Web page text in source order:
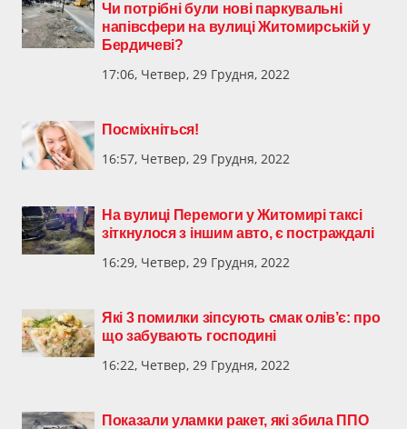
Чи потрібні були нові паркувальні
напівсфери на вулиці Житомирській у
Бердичеві?
17:06, Четвер, 29 Грудня, 2022
Посміхніться!
16:57, Четвер, 29 Грудня, 2022
На вулиці Перемоги у Житомирі таксі
зіткнулося з іншим авто, є постраждалі
16:29, Четвер, 29 Грудня, 2022
Які 3 помилки зіпсують смак олів’є: про
що забувають господині
16:22, Четвер, 29 Грудня, 2022
Показали уламки ракет, які збила ППО